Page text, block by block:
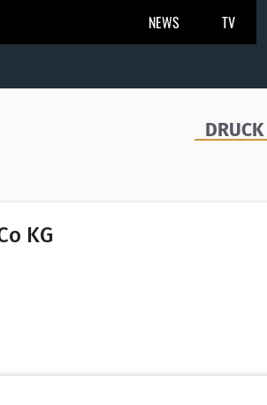
NEWS TV
DRUCK
KG